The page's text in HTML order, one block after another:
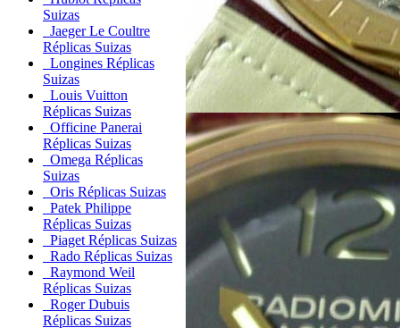
Suizas
Jaeger Le Coultre
Réplicas Suizas
Longines Réplicas
Suizas
Louis Vuitton
Réplicas Suizas
Officine Panerai
Réplicas Suizas
Omega Réplicas
Suizas
Oris Réplicas Suizas
Patek Philippe
Réplicas Suizas
Piaget Réplicas Suizas
Rado Réplicas Suizas
Raymond Weil
Réplicas Suizas
Roger Dubuis
Réplicas Suizas